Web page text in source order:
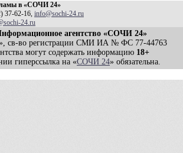
в «СОЧИ 24»
37-62-16, info@sochi-24.ru
24.ru
агентство «СОЧИ 24»
св-во регистрации СМИ ИА № ФС 77-44763
могут содержать информацию 18+
гиперссылка на «СОЧИ 24» обязательна.